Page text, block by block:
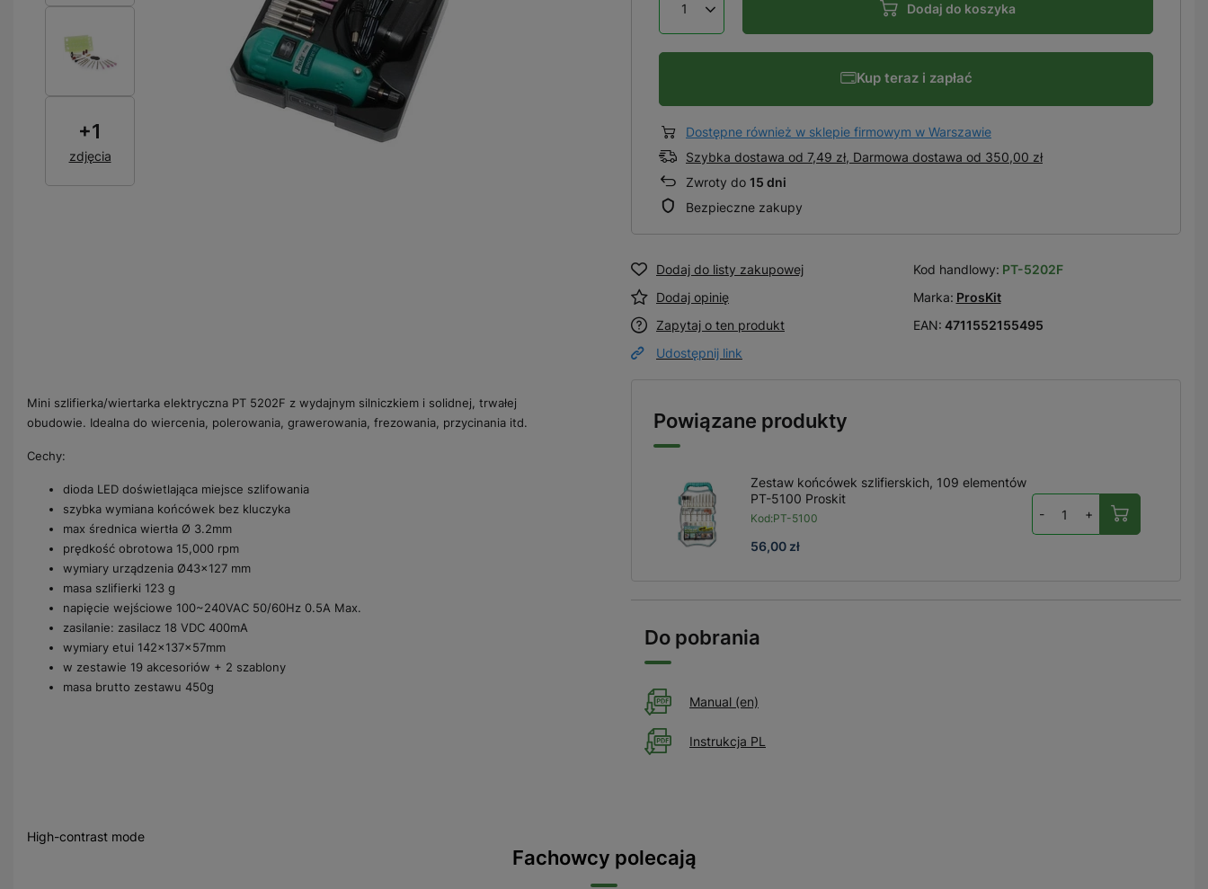
+1
zdjęcia
Dodaj do koszyka
Kup teraz i zapłać
Dostępne również w sklepie firmowym w Warszawie
Szybka dostawa od 7,49 zł, Darmowa dostawa od 350,00 zł
Zwroty do 15 dni
Bezpieczne zakupy
Dodaj do listy zakupowej
Dodaj opinię
Zapytaj o ten produkt
Udostępnij link
Kod handlowy: PT-5202F
Marka: ProsKit
EAN: 4711552155495
Mini szlifierka/wiertarka elektryczna PT 5202F z wydajnym silniczkiem i solidnej, trwałej
obudowie. Idealna do wiercenia, polerowania, grawerowania, frezowania, przycinania itd.
Cechy:
dioda LED doświetlająca miejsce szlifowania
szybka wymiana końcówek bez kluczyka
max średnica wiertła Ø 3.2mm
prędkość obrotowa 15,000 rpm
wymiary urządzenia Ø43×127 mm
masa szlifierki 123 g
napięcie wejściowe 100~240VAC 50/60Hz 0.5A Max.
zasilanie: zasilacz 18 VDC 400mA
wymiary etui 142x137x57mm
w zestawie 19 akcesoriów + 2 szablony
masa brutto zestawu 450g
Powiązane produkty
Zestaw końcówek szlifierskich, 109 elementów
PT-5100 Proskit
Kod:PT-5100
56,00 zł
- +
Do pobrania
Manual (en)
Instrukcja PL
High-contrast mode
Fachowcy polecają